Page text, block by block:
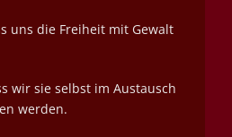
uns die Freiheit mit Gewalt
wir sie selbst im Austausch
werden.